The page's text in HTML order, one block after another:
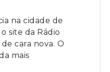
na cidade de
site da Rádio
cara nova. O
mais